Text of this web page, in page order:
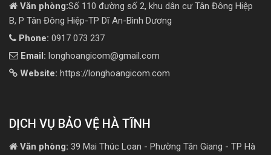
Văn phòng:Số 110 đường số 2, khu dân cư Tân Đông Hiệp
B, P Tân Đông Hiệp-TP Dĩ An-Bình Dương
Phone: 0917 073 237
Email: longhoangicom@gmail.com
Website: https://longhoangicom.com
DỊCH VỤ BẢO VỆ HÀ TĨNH
Văn phòng: 39 Mai Thúc Loan - Phường Tân Giang - TP Hà